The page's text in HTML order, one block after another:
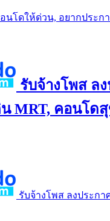
นโดให้ด่วน, อยากประก
รับจ้างโพส ล
MRT, คอนโ
รับจ้างโพส ลงประก